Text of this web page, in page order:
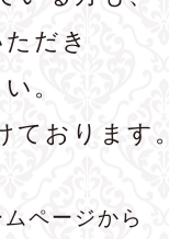
だき
。
ております。
ページから